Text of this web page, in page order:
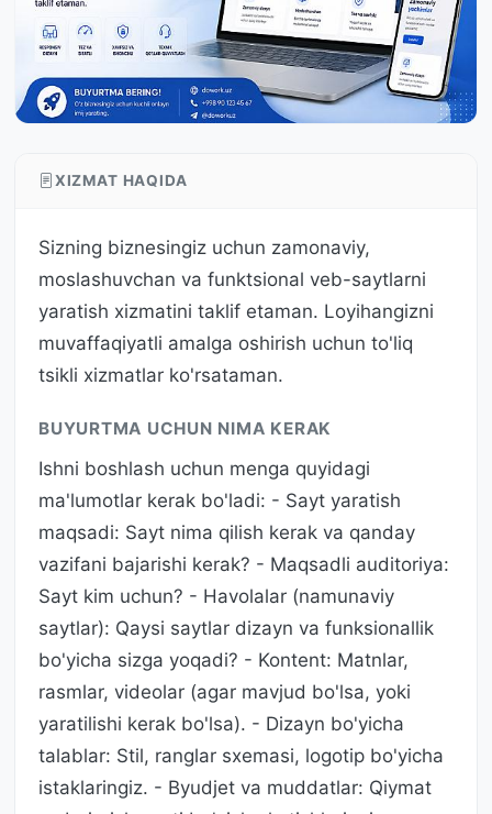
XIZMAT HAQIDA
Sizning biznesingiz uchun zamonaviy,
moslashuvchan va funktsional veb-saytlarni
yaratish xizmatini taklif etaman. Loyihangizni
muvaffaqiyatli amalga oshirish uchun to'liq
tsikli xizmatlar ko'rsataman.
BUYURTMA UCHUN NIMA KERAK
Ishni boshlash uchun menga quyidagi
ma'lumotlar kerak bo'ladi: - Sayt yaratish
maqsadi: Sayt nima qilish kerak va qanday
vazifani bajarishi kerak? - Maqsadli auditoriya:
Sayt kim uchun? - Havolalar (namunaviy
saytlar): Qaysi saytlar dizayn va funksionallik
bo'yicha sizga yoqadi? - Kontent: Matnlar,
rasmlar, videolar (agar mavjud bo'lsa, yoki
yaratilishi kerak bo'lsa). - Dizayn bo'yicha
talablar: Stil, ranglar sxemasi, logotip bo'yicha
istaklaringiz. - Byudjet va muddatlar: Qiymat